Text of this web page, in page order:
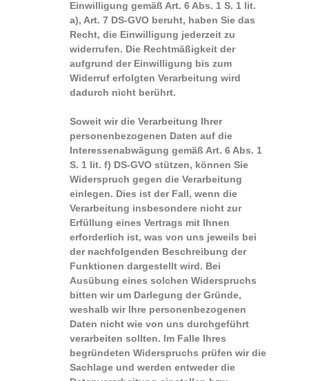
Einwilligung gemäß Art. 6 Abs. 1 S. 1 lit.
a), Art. 7 DS-GVO beruht, haben Sie das
Recht, die Einwilligung jederzeit zu
widerrufen. Die Rechtmäßigkeit der
aufgrund der Einwilligung bis zum
Widerruf erfolgten Verarbeitung wird
dadurch nicht berührt.
Soweit wir die Verarbeitung Ihrer
personenbezogenen Daten auf die
Interessenabwägung gemäß Art. 6 Abs. 1
S. 1 lit. f) DS-GVO stützen, können Sie
Widerspruch gegen die Verarbeitung
einlegen. Dies ist der Fall, wenn die
Verarbeitung insbesondere nicht zur
Erfüllung eines Vertrags mit Ihnen
erforderlich ist, was von uns jeweils bei
der nachfolgenden Beschreibung der
Funktionen dargestellt wird. Bei
Ausübung eines solchen Widerspruchs
bitten wir um Darlegung der Gründe,
weshalb wir Ihre personenbezogenen
Daten nicht wie von uns durchgeführt
verarbeiten sollten. Im Falle Ihres
begründeten Widerspruchs prüfen wir die
Sachlage und werden entweder die